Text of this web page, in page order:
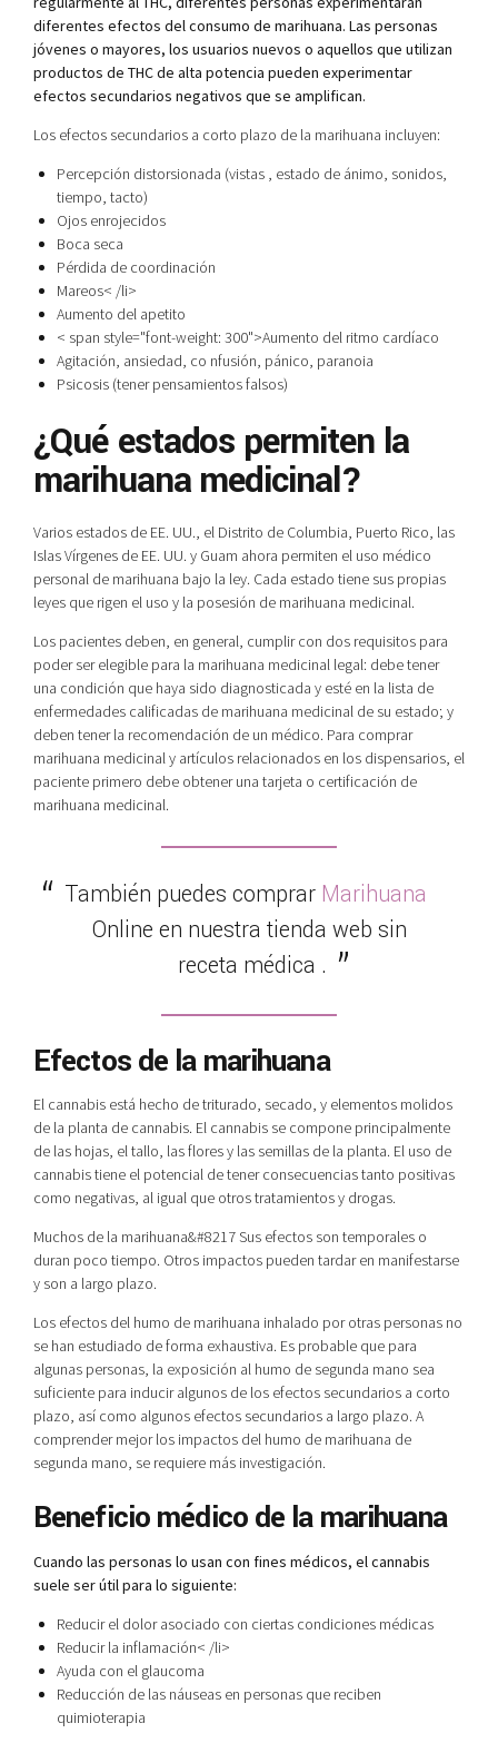
diferentes efectos del consumo de marihuana. Las personas
jóvenes o mayores, los usuarios nuevos o aquellos que utilizan
productos de THC de alta potencia pueden experimentar
efectos secundarios negativos que se amplifican.
Los efectos secundarios a corto plazo de la marihuana incluyen:
Percepción distorsionada (vistas , estado de ánimo, sonidos,
tiempo, tacto)
Ojos enrojecidos
Boca seca
Pérdida de coordinación
Mareos< /li>
Aumento del apetito
< span style="font-weight: 300">Aumento del ritmo cardíaco
Agitación, ansiedad, co nfusión, pánico, paranoia
Psicosis (tener pensamientos falsos)
¿Qué estados permiten la
marihuana medicinal?
Varios estados de EE. UU., el Distrito de Columbia, Puerto Rico, las
Islas Vírgenes de EE. UU. y Guam ahora permiten el uso médico
personal de marihuana bajo la ley. Cada estado tiene sus propias
leyes que rigen el uso y la posesión de marihuana medicinal.
Los pacientes deben, en general, cumplir con dos requisitos para
poder ser elegible para la marihuana medicinal legal: debe tener
una condición que haya sido diagnosticada y esté en la lista de
enfermedades calificadas de marihuana medicinal de su estado; y
deben tener la recomendación de un médico. Para comprar
marihuana medicinal y artículos relacionados en los dispensarios, el
paciente primero debe obtener una tarjeta o certificación de
marihuana medicinal.
También puedes comprar Marihuana
Online en nuestra tienda web sin
receta médica .
Efectos de la marihuana
El cannabis está hecho de triturado, secado, y elementos molidos
de la planta de cannabis. El cannabis se compone principalmente
de las hojas, el tallo, las flores y las semillas de la planta. El uso de
cannabis tiene el potencial de tener consecuencias tanto positivas
como negativas, al igual que otros tratamientos y drogas.
Muchos de la marihuana&#8217 Sus efectos son temporales o
duran poco tiempo. Otros impactos pueden tardar en manifestarse
y son a largo plazo.
Los efectos del humo de marihuana inhalado por otras personas no
se han estudiado de forma exhaustiva. Es probable que para
algunas personas, la exposición al humo de segunda mano sea
suficiente para inducir algunos de los efectos secundarios a corto
plazo, así como algunos efectos secundarios a largo plazo. A
comprender mejor los impactos del humo de marihuana de
segunda mano, se requiere más investigación.
Beneficio médico de la marihuana
Cuando las personas lo usan con fines médicos, el cannabis
suele ser útil para lo siguiente:
Reducir el dolor asociado con ciertas condiciones médicas
Reducir la inflamación< /li>
Ayuda con el glaucoma
Reducción de las náuseas en personas que reciben
quimioterapia